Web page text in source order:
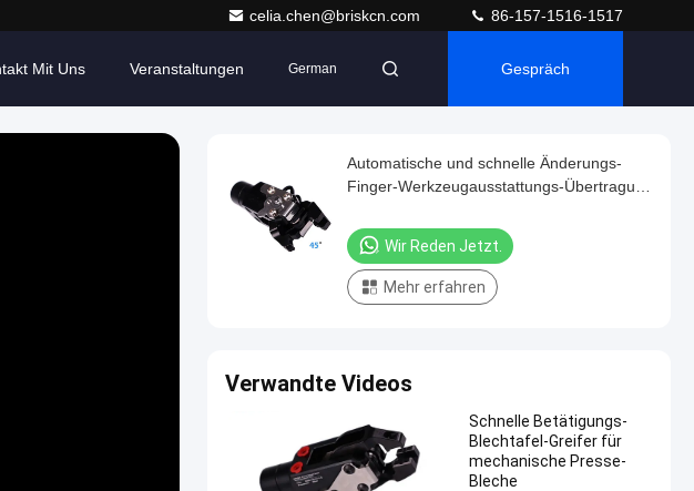
celia.chen@briskcn.com 86-157-1516-1517
Mit Uns Veranstaltungen German Gespräch
Automatische und schnelle Änderungs-
Finger-Werkzeugausstattungs-Übertragung
Wir Reden Jetzt.
Mehr erfahren
Verwandte Videos
Schnelle Betätigungs-
Blechtafel-Greifer für
mechanische Presse-
Bleche